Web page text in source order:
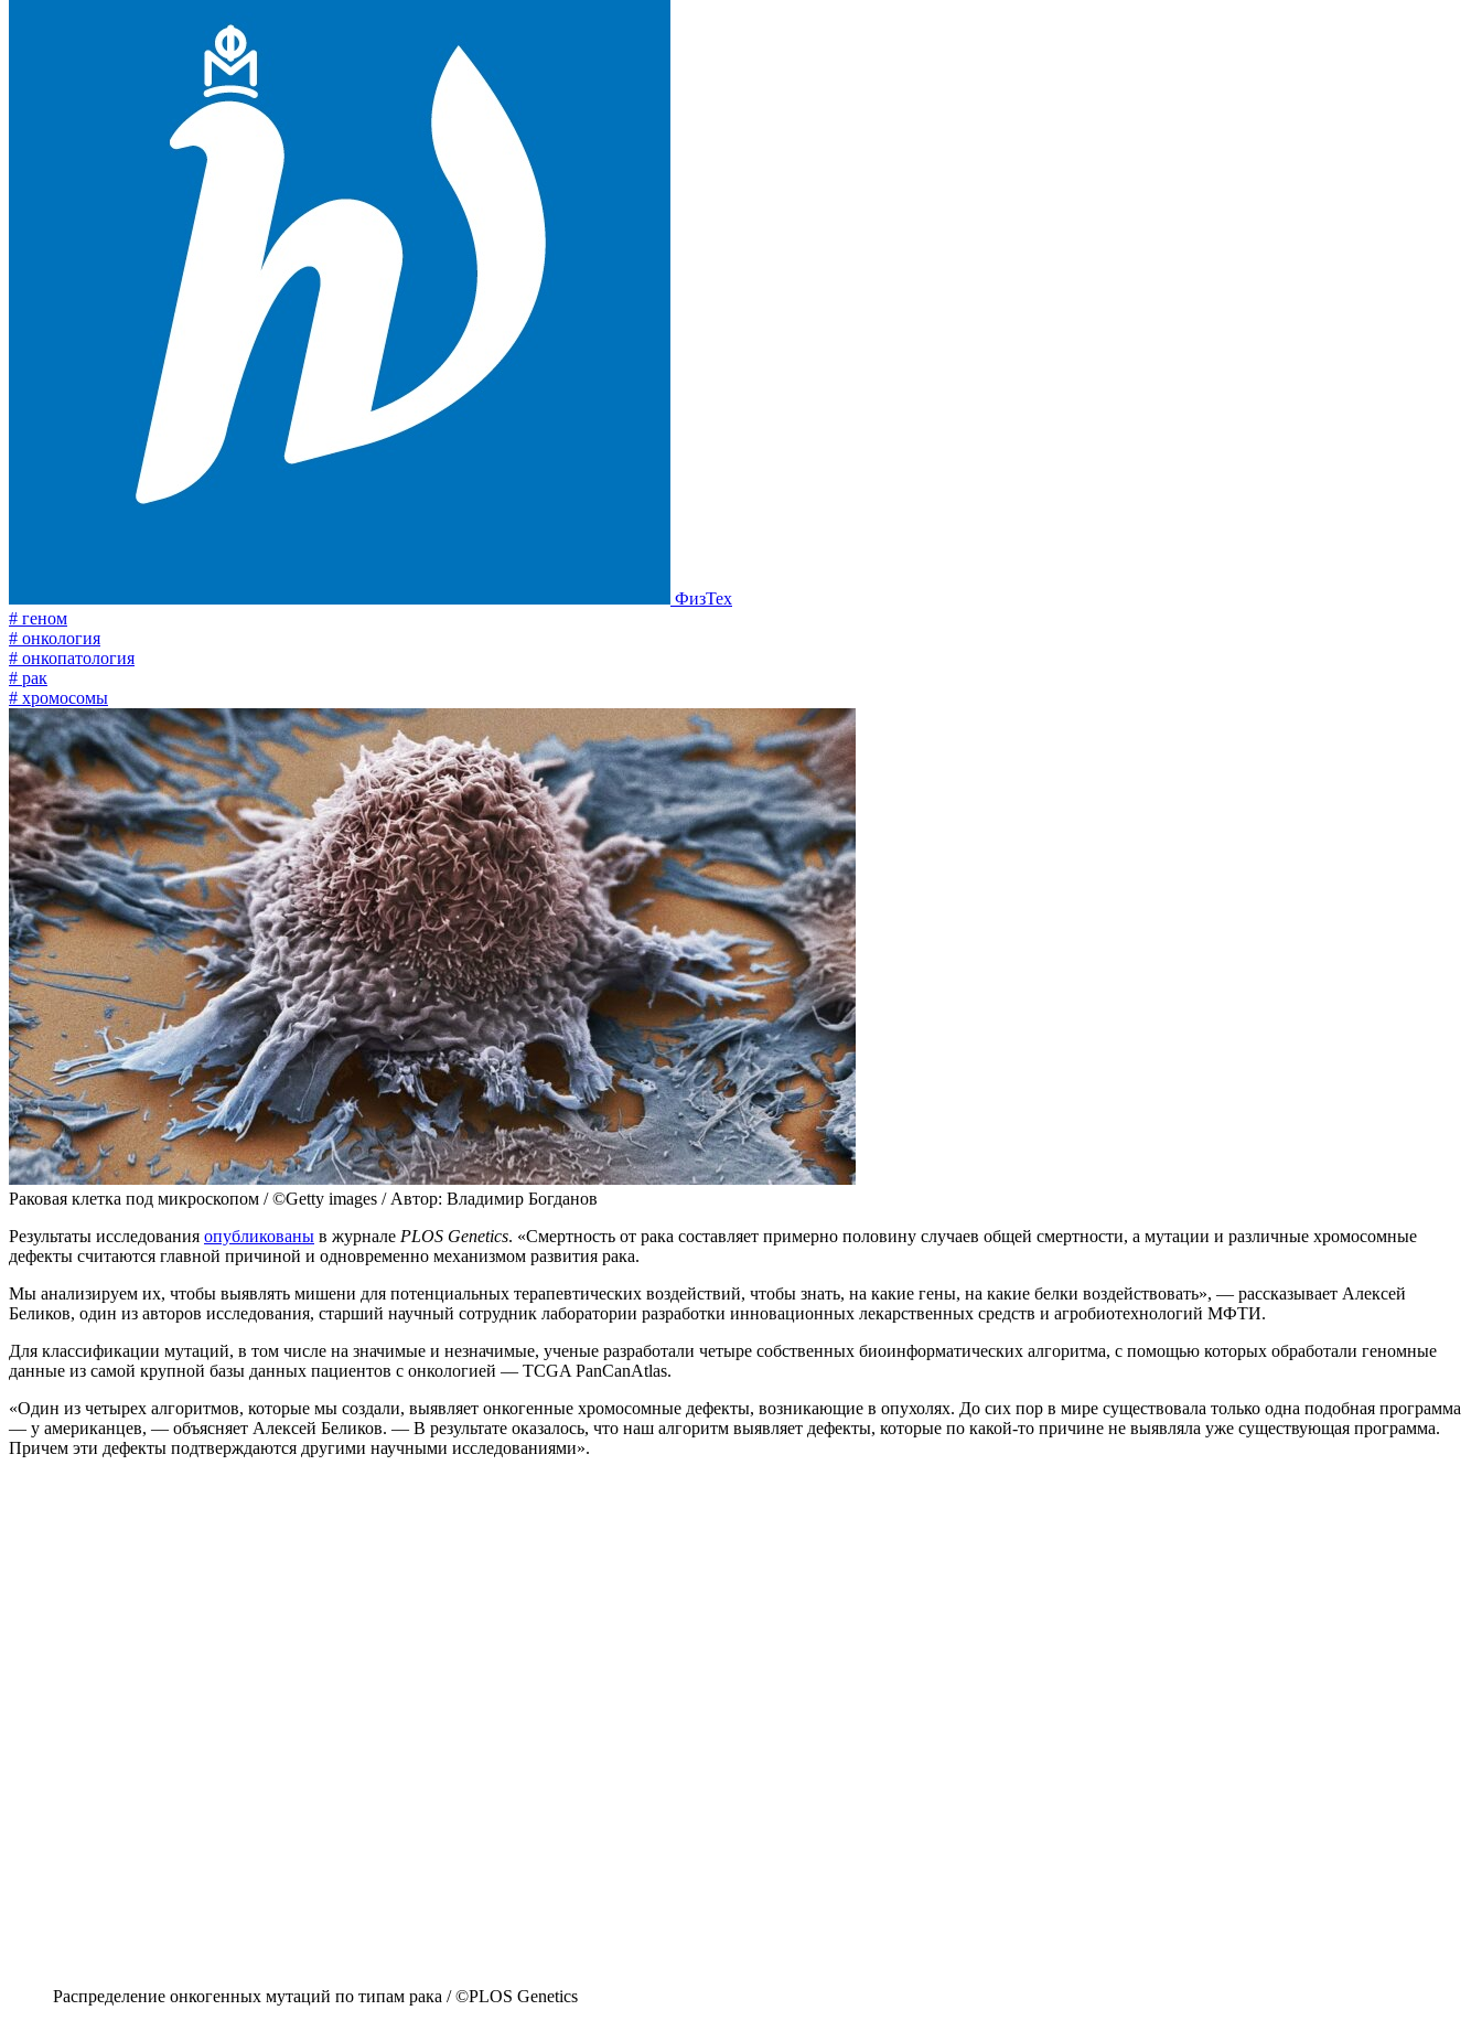
ФизТех
# геном
# онкология
# онкопатология
# рак
# хромосомы
Раковая клетка под микроскопом / ©Getty images / Автор: Владимир Богданов
Результаты исследования опубликованы в журнале PLOS Genetics. «Смертность от рака составляет примерно половину случаев общей смертности, а мутации и различные хромосомные
дефекты считаются главной причиной и одновременно механизмом развития рака.
Мы анализируем их, чтобы выявлять мишени для потенциальных терапевтических воздействий, чтобы знать, на какие гены, на какие белки воздействовать», — рассказывает Алексей
Беликов, один из авторов исследования, старший научный сотрудник лаборатории разработки инновационных лекарственных средств и агробиотехнологий МФТИ.
Для классификации мутаций, в том числе на значимые и незначимые, ученые разработали четыре собственных биоинформатических алгоритма, с помощью которых обработали геномные
данные из самой крупной базы данных пациентов с онкологией — TCGA PanCanAtlas.
«Один из четырех алгоритмов, которые мы создали, выявляет онкогенные хромосомные дефекты, возникающие в опухолях. До сих пор в мире существовала только одна подобная программа
— у американцев, — объясняет Алексей Беликов. — В результате оказалось, что наш алгоритм выявляет дефекты, которые по какой-то причине не выявляла уже существующая программа.
Причем эти дефекты подтверждаются другими научными исследованиями».
Распределение онкогенных мутаций по типам рака / ©PLOS Genetics